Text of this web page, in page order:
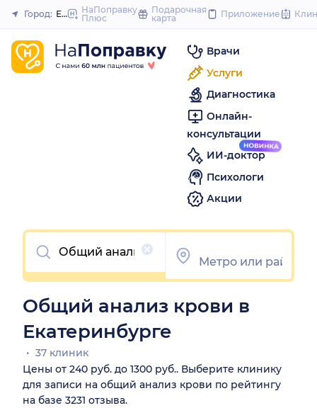
to
Закрыть
Город: Екатеринбург
НаПоправку
Плюс
Подарочная
карта
Приложение
Врачи
Услуги
Диагностика
Онлайн-
консультации
ИИ-доктор
Психологи
Акции
Очистить
Общий анализ крови в
Екатеринбурге
37 клиник
Цены от 240 руб. до 1300 руб.. Выберите клинику
для записи на общий анализ крови по рейтингу
на базе 3231 отзыва.